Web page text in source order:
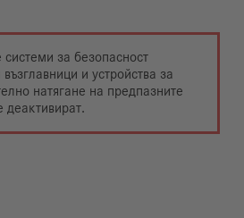
системи за безопасност
и устройства за
натягане на предпазните
деактивират.